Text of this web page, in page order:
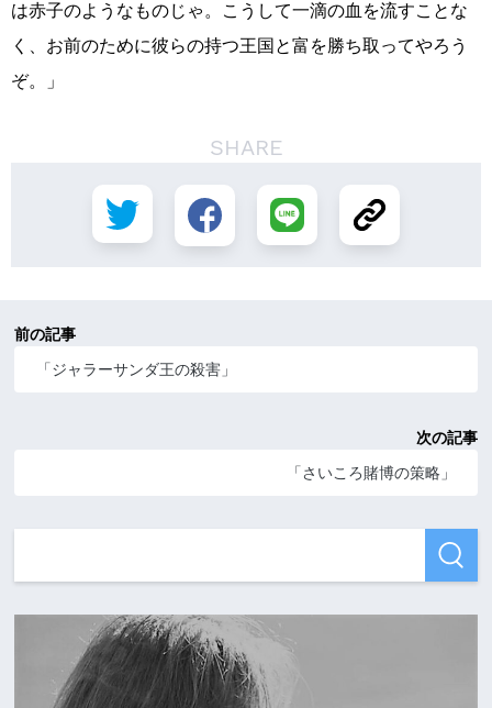
は赤子のようなものじゃ。こうして一滴の血を流すことな
く、お前のために彼らの持つ王国と富を勝ち取ってやろう
ぞ。」
SHARE
前の記事
「ジャラーサンダ王の殺害」
次の記事
「さいころ賭博の策略」